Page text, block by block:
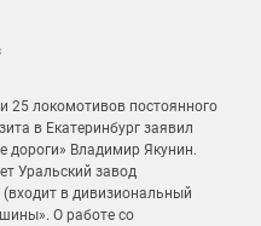
25 локомотивов постоянного
в Екатеринбург заявил
дороги» Владимир Якунин.
Уральский завод
в дивизиональный
О работе со